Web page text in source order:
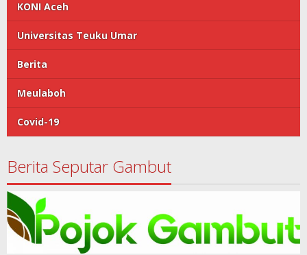
KONI Aceh
Universitas Teuku Umar
Berita
Meulaboh
Covid-19
Berita Seputar Gambut